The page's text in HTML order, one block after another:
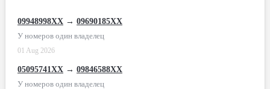
09948998XX → 09690185XX
У номеров один владелец
01 Aug 2026
05095741XX → 09846588XX
У номеров один владелец